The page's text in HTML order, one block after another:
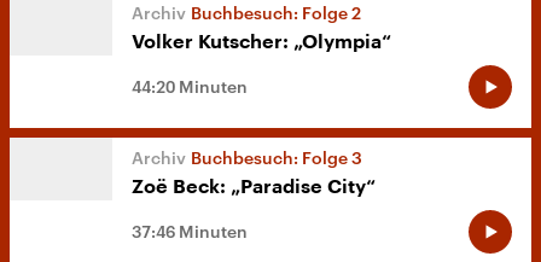
Buchbesuch: Folge 2
Volker Kutscher: „Olympia“
44:20 Minuten
Buchbesuch: Folge 3
Zoë Beck: „Paradise City“
37:46 Minuten